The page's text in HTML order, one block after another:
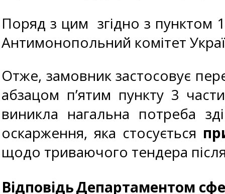
Поряд з цим згідно з пунктом
Антимонопольний комітет
Отже, замовник застосовує
абзацом п’ятим пункту 3
виникла нагальна потреба
оскарження, яка стосується
щодо триваючого тендера
ВідповідьДепартаментом